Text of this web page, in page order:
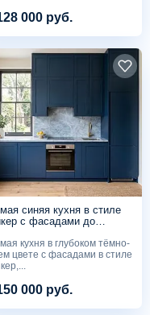
000 руб.
синяя кухня в стиле
с фасадами до
кухня в глубоком тёмно-
цвете с фасадами в стиле
000 руб.